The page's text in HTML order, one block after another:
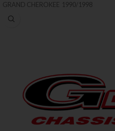
GRAND CHEROKEE 1990/1998